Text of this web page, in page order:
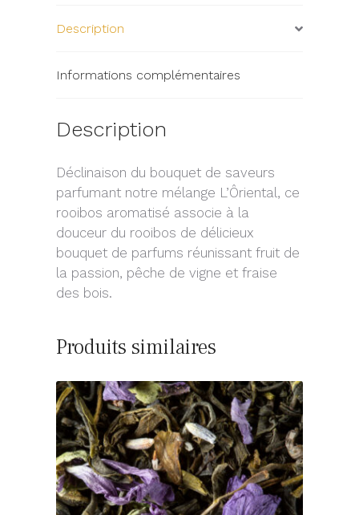
Description
Informations complémentaires
Description
Déclinaison du bouquet de saveurs
parfumant notre mélange L’Ôriental, ce
rooibos aromatisé associe à la
douceur du rooibos de délicieux
bouquet de parfums réunissant fruit de
la passion, pêche de vigne et fraise
des bois.
Produits similaires